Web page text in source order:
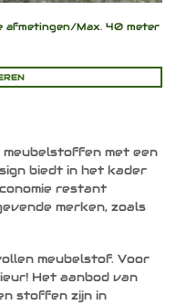
afmetingen/Max. 40 meter
met een
biedt in het kader
restant
merken, zoals
meubelstof. Voor
Het aanbod van
stoffen zijn in